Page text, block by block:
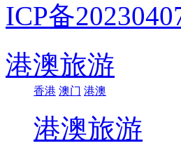
ICP备
港澳旅游
香港 澳门 港澳
港澳旅游